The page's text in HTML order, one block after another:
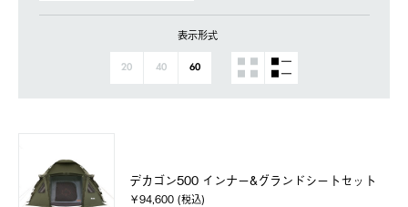
表示形式
20 40 60
デカゴン500 インナー&グランドシートセット
￥94,600 (税込)